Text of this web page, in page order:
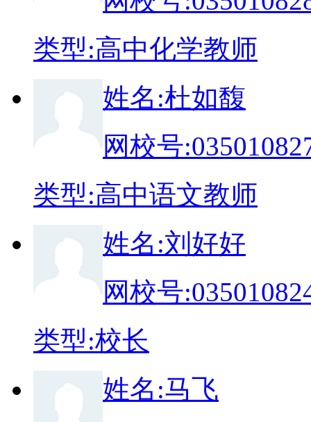
类型:高中化学教师
姓名:杜如馥
网校号:
类型:高中语文教师
姓名:刘好好
网校号:
类型:校长
姓名:马飞